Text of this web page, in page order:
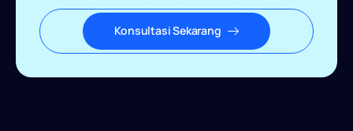
Konsultasi Sekarang